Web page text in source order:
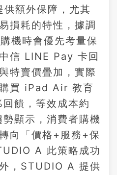
供額外保障，尤其
損耗的特性，據調
機時會優先考量保
信 LINE Pay 卡回
特賣價疊加，實際
買 iPad Air 教育
饋，等效成本約
顯示，消費者購機
向「價格+服務+保
A 此策略成功
，STUDIO A 提供